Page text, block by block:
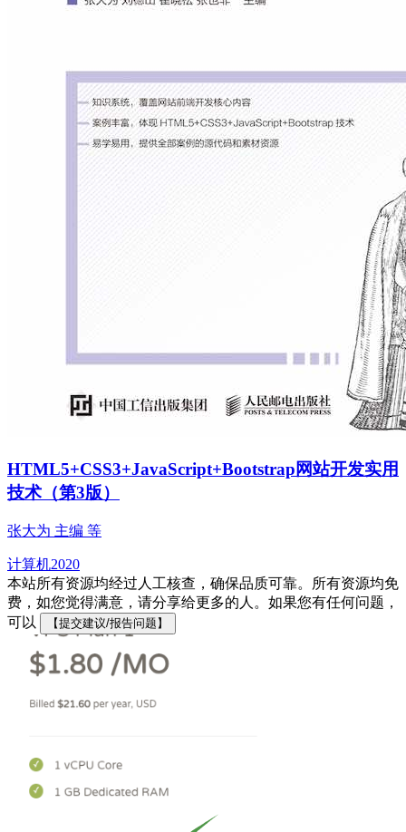
HTML5+CSS3+JavaScript+Bootstrap网站开发实用
技术（第3版）
张大为 主编 等
计算机2020
本站所有资源均经过人工核查，确保品质可靠。所有资源均免
费，如您觉得满意，请分享给更多的人。如果您有任何问题，
可以
【提交建议/报告问题】